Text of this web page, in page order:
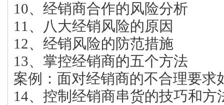
10、经销商合作的风险分析
11、八大经销风险的原因
12、经销风险的防范措施
13、掌控经销商的五个方法
案例：面对经销商的不合理要求
14、控制经销商串货的技巧和方